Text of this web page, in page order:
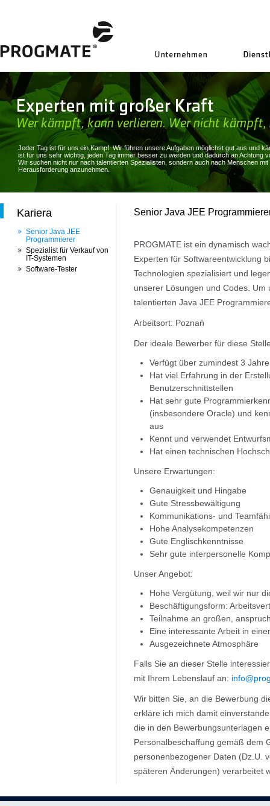
Jeder Tag ist für uns ein Kampf. Wir führen unsere Aufgaben möglichst gut aus und
ist für uns sehr wichtig, jeden Tag immer besser zu werden und dadurch an Achtung
Wir suchen nicht nur nach talentierten Spezialisten, sondern auch nach Menschen
Herausforderung anzunehmen.
Kariera
Senior Java JEE
Programmierer
Spezialist für Verkauf von
IT-Systemen
Software-Tester
Senior Java JEE
PROGMATE ist ein dynamisch
Experten für Softwareentwicklung
Technologien spezialisiert und
unserer Lösungen und Codes.
talentierten Java JEE
Arbeitsort: Poznań
Der ideale Bewerber für diese
Verfügt über zumindest 3
Hat viel Erfahrung in der
Benutzerschnittstellen
Hat sehr gute
(insbesondere Oracle) und
aus
Kennt und verwendet
Hat einen technischen
Unsere Erwartungen:
Genauigkeit und Hingabe
Gute Stressbewältigung
Kommunikations- und
Hohe Analysekompetenzen
Gute Englischkenntnisse
Sehr gute interpersonelle
Unser Angebot:
Hohe Vergütung, weil wir nur
Beschäftigungsform:
Teilnahme an großen,
Eine interessante Arbeit in
Ausgezeichnete Atmosphäre
Falls Sie an dieser Stelle
mit Ihrem Lebenslauf an:
Wir bitten Sie, an die Bewerbung
erkläre ich mich damit
die in den Bewerbungsunterlagen
Personalbeschaffung gemäß dem
personenbezogener Daten (Dz.U.
späteren Änderungen) verarbeitet